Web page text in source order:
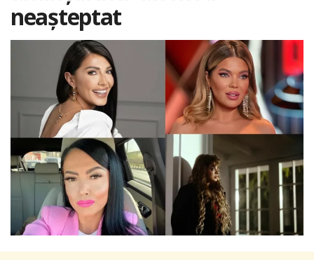
neașteptat